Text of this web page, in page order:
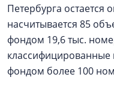
Петербурга остается
насчитывается 85
фондом 19,6 тыс.
классифицированные
фондом более 100